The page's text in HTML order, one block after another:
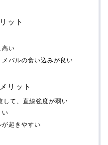
ット
高い
バルの食い込みが良い
リット
して、直線強度が弱い
い
起きやすい